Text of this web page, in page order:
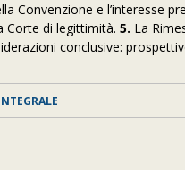
Convenzione e l’interesse
Corte di legittimità.5. La
conclusive: